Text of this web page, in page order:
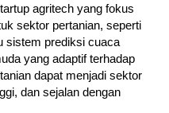
agritech yang fokus
sektor pertanian, seperti
sistem prediksi cuaca
yang adaptif terhadap
dapat menjadi sektor
dan sejalan dengan